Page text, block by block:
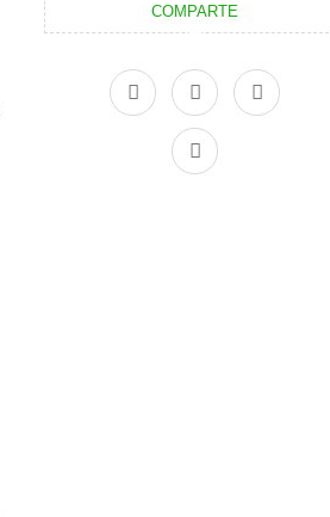
COMPARTE
a
c
e
-
t
w
i
t
t
n
s
t
i
n
k
e
d
i